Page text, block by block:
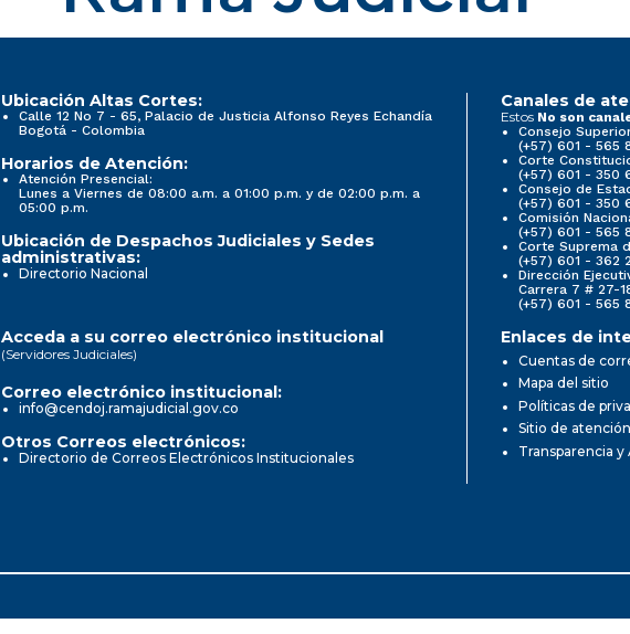
Ubicación Altas Cortes:
Calle 12 No 7 - 65, Palacio de Justicia Alfonso Reyes Echandía
Bogotá - Colombia
Horarios de Atención:
Atención Presencial:
Lunes a Viernes de 08:00 a.m. a 01:00 p.m. y de 02:00 p.m. a
05:00 p.m.
Ubicación de Despachos Judiciales y Sedes
administrativas:
Directorio Nacional
Canales de
Estos No son
Consejo
(+57) 601 - 565
Corte
(+57) 601 - 350
Consejo de
(+57) 601 - 350
Comisión
(+57) 601 - 565
Corte Suprema
(+57) 601 - 362
Dirección
Carrera 7 # 27-
(+57) 601 - 565
Acceda a su correo electrónico institucional
(Servidores Judiciales)
Correo electrónico institucional:
info@cendoj.ramajudicial.gov.co
Otros Correos electrónicos:
Directorio de Correos Electrónicos Institucionales
Enlaces de
Cuentas de
Mapa del sitio
Políticas de
Sitio de
Transparencia